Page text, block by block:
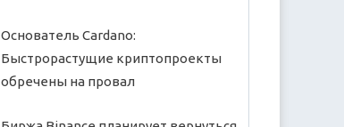
Основатель Cardano:
Быстрорастущие криптопроекты
обречены на провал